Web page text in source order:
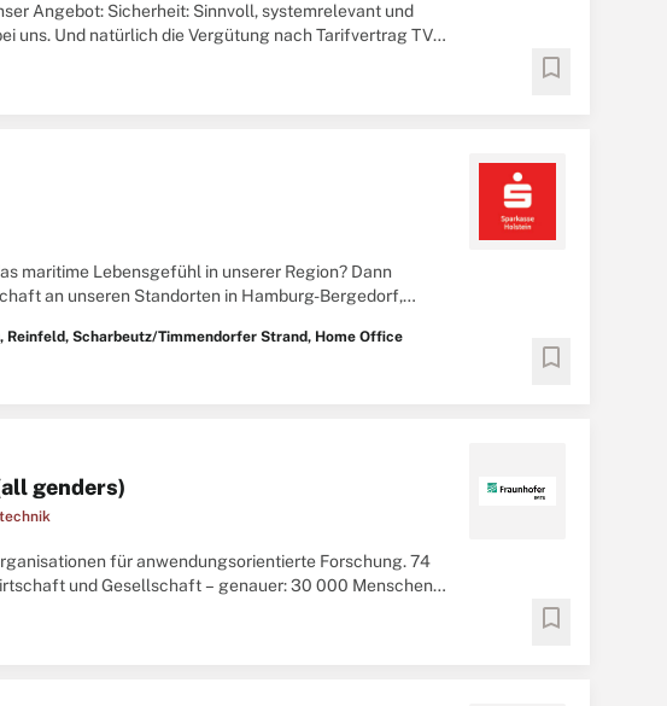
Angebot: Sicherheit: Sinnvoll, systemrelevant und
uns. Und natürlich die Vergütung nach Tarifvertrag TV-
bookmark
maritime Lebensgefühl in unserer Region? Dann
an unseren Standorten in Hamburg-Bergedorf,
Scharbeutz/Timmendorfer Strand, Home Office
bookmark
genders)
für anwendungsorientierte Forschung. 74
und Gesellschaft – genauer: 30 000 Menschen
bookmark